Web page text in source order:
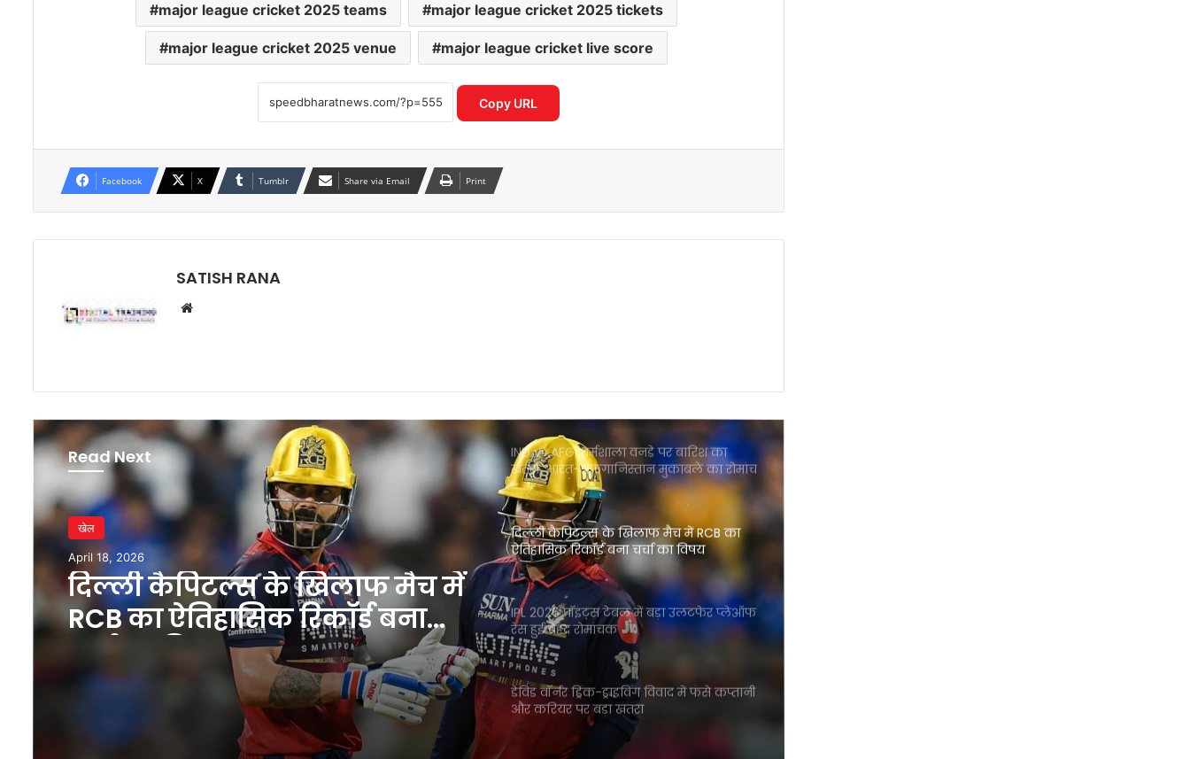
major league cricket 2025 teams major league cricket 2025 tickets
major league cricket 2025 venue major league cricket live score
Copy URL
Facebook X Tumblr Share via Email Print
SATISH RANA
Read Next
खेल
April 18, 2026
दिल्ली कैपिटल्स के खिलाफ मैच में
RCB का ऐतिहासिक रिकॉर्ड बना
चर्चा का विषय
ICC महिला T20 वर्ल्ड कप 2026 में रिकॉर्ड
इनामी राशि ने बढ़ाया रोमांच
मैनेजर पर एक्शन की मांग तेज
आईपीएल 2026: आखिरी गेंद पर लखनऊ की
गुवाहाटी में कौन मारेगा बाजी
IND vs AFG: धर्मशाला वनडे पर बारिश का
खतरा, भारत-अफगानिस्तान मुकाबले का रोमांच
पड़ सकता है फीका
दिल्ली कैपिटल्स के खिलाफ मैच में RCB का
ऐतिहासिक रिकॉर्ड बना चर्चा का विषय
IPL 2026 पॉइंट्स टेबल में बड़ा उलटफेर प्लेऑफ
रेस हुई बेहद रोमांचक
डेविड वॉर्नर ड्रिंक-ड्राइविंग विवाद में फंसे कप्तानी
और करियर पर बड़ा खतरा